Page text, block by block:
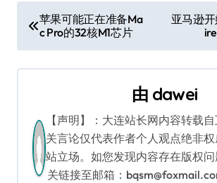
文
章
导
苹果可能正在准备Ma
c Pro的32核M1芯片
亚马逊
由 dawei
【声明】：大连站长网内容转载
关言论仅代表作者个人观点绝非
站立场。如您发现内容存在版权
关链接至邮箱：